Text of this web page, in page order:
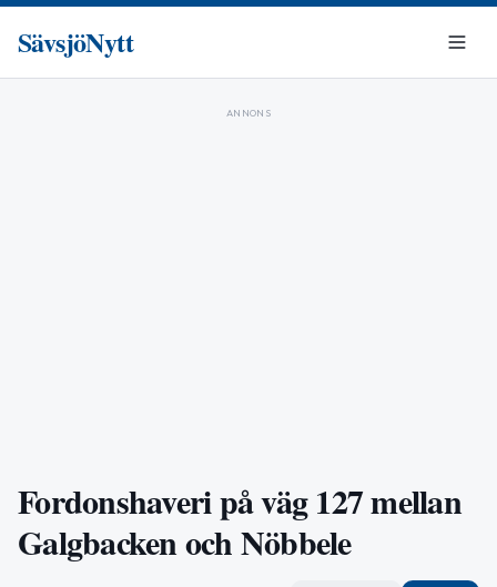
SävsjöNytt
ANNONS
Fordonshaveri på väg 127 mellan
Galgbacken och Nöbbele